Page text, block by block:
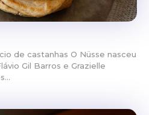
O Nüsse nasceu
Gil Barros e Grazielle